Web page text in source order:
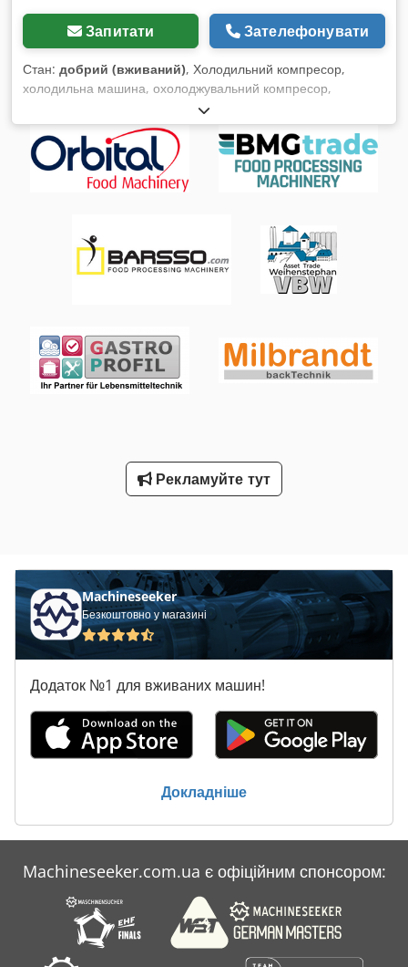
Запитати Зателефонувати
Стан: добрий (вживаний), Холодильний компресор,
холодильна машина, охолоджувальний компресор,
холодильний агрегат, компресор охолодження, компресор,
мотор-компресор, охолоджувальна машина,
охолоджувальний агрегат - Виробник: Bitzer, компресор
мотор-компресор - Тип: BHS 592 S - Потужність: 3 кВт / 1450
об/хв - Об’ємна подача: 22,14 м³/год - Робочий тиск: 24,5
за одиницю - Розміри: 550/315/В390 мм - Вага: 88 кг Cedpfx
Ajguzr Hogqeha
Рекламуйте тут
Machineseeker
Безкоштовно у магазині
Додаток №1 для вживаних машин!
Докладніше
Machineseeker.com.ua є офіційним спонсором: